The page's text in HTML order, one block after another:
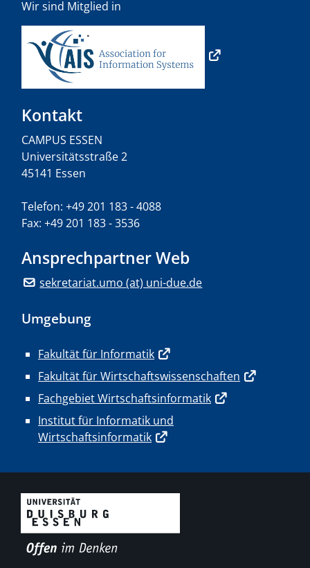
Wir sind Mitglied in
Kontakt
CAMPUS ESSEN
Universitätsstraße 2
45141 Essen
Telefon: +49 201 183 - 4088
Fax: +49 201 183 - 3536
Ansprechpartner Web
sekretariat.umo (at) uni-due.de
Umgebung
Fakultät für Informatik
Fakultät für Wirtschaftswissenschaften
Fachgebiet Wirtschaftsinformatik
Institut für Informatik und
Wirtschaftsinformatik